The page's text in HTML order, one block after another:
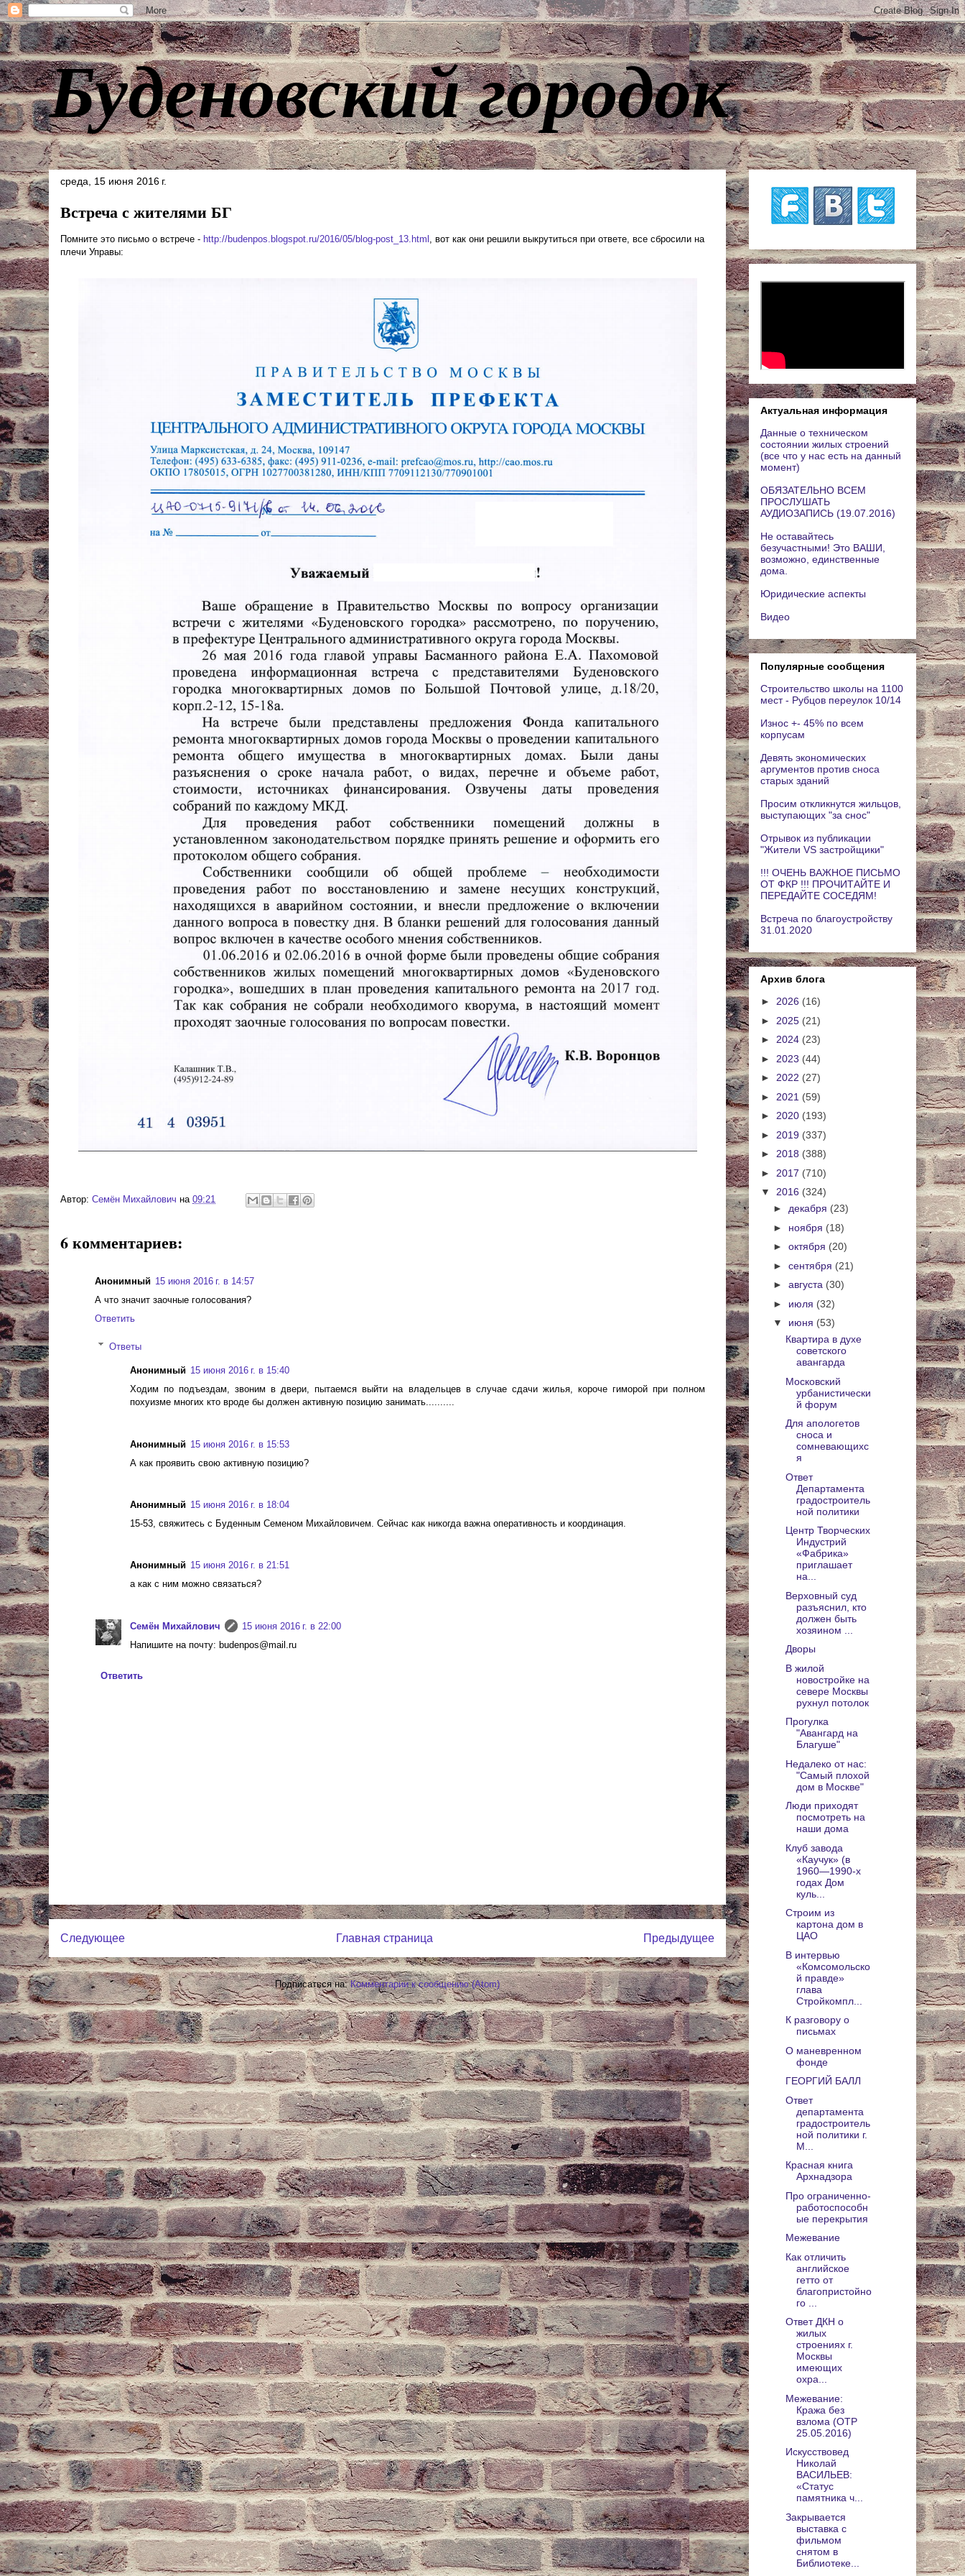
Буденовский городок
среда, 15 июня 2016 г.
Встреча с жителями БГ
Помните это письмо о встрече - http://budenpos.blogspot.ru/2016/05/blog-post_13.html , вот как они решили выкрутиться при ответе, все сбросили на
плечи Управы:
Автор: Cемён Михайлович на 09:21
6 комментариев:
Анонимный 15 июня 2016 г. в 14:57
А что значит заочные голосования?
Ответить
Ответы
Анонимный 15 июня 2016 г. в 15:40
Ходим по подъездам, звоним в двери, пытаемся выйти на владельцев в случае сдачи жилья, короче гиморой при полном
похуизме многих кто вроде бы должен активную позицию занимать..........
Анонимный 15 июня 2016 г. в 15:53
А как проявить свою активную позицию?
Анонимный 15 июня 2016 г. в 18:04
15-53, свяжитесь с Буденным Семеном Михайловичем. Сейчас как никогда важна оперативность и координация.
Анонимный 15 июня 2016 г. в 21:51
а как с ним можно связаться?
Cемён Михайлович
15 июня 2016 г. в 22:00
Напишите на почту: budenpos@mail.ru
Ответить
Следующее Предыдущее
Главная страница
Подписаться на:Комментарии к сообщению (Atom)
Актуальная информация
Данные о техническом
состоянии жилых строений
(все что у нас есть на данный
момент)
ОБЯЗАТЕЛЬНО ВСЕМ
ПРОСЛУШАТЬ
АУДИОЗАПИСЬ (19.07.2016)
Не оставайтесь
безучастными! Это ВАШИ,
возможно, единственные
дома.
Юридические аспекты
Видео
Популярные сообщения
Строительство школы на 1100
мест - Рубцов переулок 10/14
Износ +- 45% по всем
корпусам
Девять экономических
аргументов против сноса
старых зданий
Просим откликнутся жильцов,
выступающих "за снос"
Отрывок из публикации
"Жители VS застройщики"
!!! ОЧЕНЬ ВАЖНОЕ ПИСЬМО
ОТ ФКР !!! ПРОЧИТАЙТЕ И
ПЕРЕДАЙТЕ СОСЕДЯМ!
Встреча по благоустройству
31.01.2020
Архив блога
► 2026 (16)
► 2025 (21)
► 2024 (23)
► 2023 (44)
► 2022 (27)
► 2021 (59)
► 2020 (193)
► 2019 (337)
► 2018 (388)
► 2017 (710)
▼ 2016 (324)
► декабря (23)
► ноября (18)
► октября (20)
► сентября (21)
► августа (30)
► июля (32)
▼ июня (53)
Квартира в духе
советского
авангарда
Московский
урбанистически
й форум
Для апологетов
сноса и
сомневающихс
я
Ответ
Департамента
градостроитель
ной политики
Центр Творческих
Индустрий
«Фабрика»
приглашает
на...
Верховный суд
разъяснил, кто
должен быть
хозяином ...
Дворы
В жилой
новостройке на
севере Москвы
рухнул потолок
Прогулка
"Авангард на
Благуше"
Недалеко от нас:
"Самый плохой
дом в Москве"
Люди приходят
посмотреть на
наши дома
Клуб завода
«Каучук» (в
1960—1990-х
годах Дом
куль...
Строим из
картона дом в
ЦАО
В интервью
«Комсомольско
й правде»
глава
Стройкомпл...
К разговору о
письмах
О маневренном
фонде
ГЕОРГИЙ БАЛЛ
Ответ
департамента
градостроитель
ной политики г.
М...
Красная книга
Архнадзора
Про ограниченно-
работоспособн
ые перекрытия
Межевание
Как отличить
английское
гетто от
благопристойно
го ...
Ответ ДКН о
жилых
строениях г.
Москвы
имеющих
охра...
Межевание:
Кража без
взлома (ОТР
25.05.2016)
Искусствовед
Николай
ВАСИЛЬЕВ:
«Статус
памятника ч...
Закрывается
выставка с
фильмом
снятом в
Библиотеке...